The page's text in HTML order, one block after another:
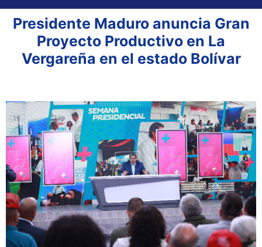
Presidente Maduro anuncia Gran
Proyecto Productivo en La
Vergareña en el estado Bolívar